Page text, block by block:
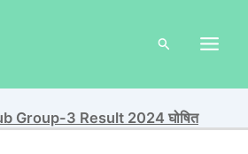
Search
Group-3 Result 2024 घोषित